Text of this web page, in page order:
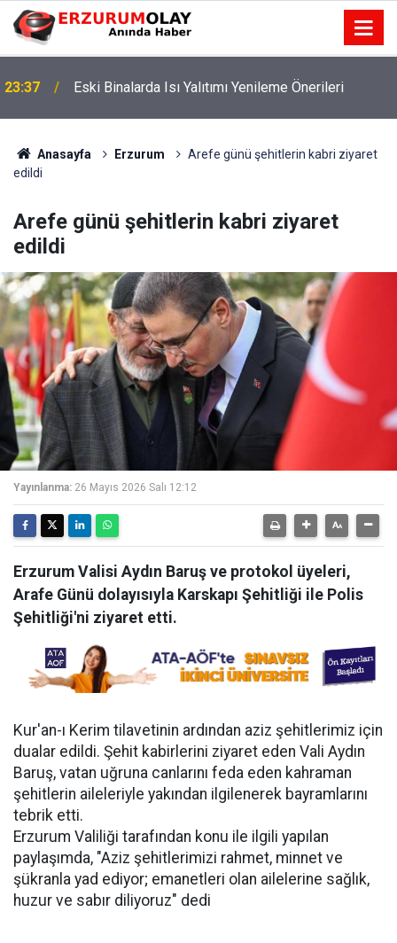
23:37 Eski Binalarda Isı Yalıtımı Yenileme Önerileri
Anasayfa Erzurum
Arefe günü şehitlerin kabri ziyaret
edildi
Arefe günü şehitlerin kabri ziyaret
edildi
Yayınlanma: 26 Mayıs 2026 Salı 12:12
Erzurum Valisi Aydın Baruş ve protokol üyeleri,
Arafe Günü dolayısıyla Karskapı Şehitliği ile Polis
Şehitliği'ni ziyaret etti.
Kur'an-ı Kerim tilavetinin ardından aziz şehitlerimiz için
dualar edildi. Şehit kabirlerini ziyaret eden Vali Aydın
Baruş, vatan uğruna canlarını feda eden kahraman
şehitlerin aileleriyle yakından ilgilenerek bayramlarını
tebrik etti.
Erzurum Valiliği tarafından konu ile ilgili yapılan
paylaşımda, "Aziz şehitlerimizi rahmet, minnet ve
şükranla yad ediyor; emanetleri olan ailelerine sağlık,
huzur ve sabır diliyoruz" dedi